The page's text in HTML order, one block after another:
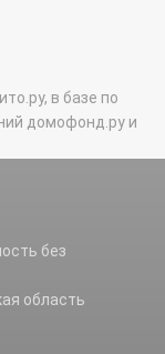
в базе по
домофонд.ру и
без
область